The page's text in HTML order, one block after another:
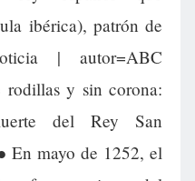
ibérica), patrón de
| autor=ABC
y sin corona:
del Rey San
En mayo de 1252, el